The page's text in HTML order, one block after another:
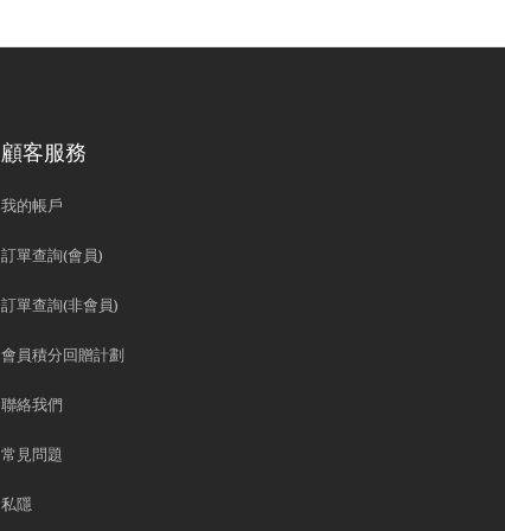
顧客服務
我的帳戶
訂單查詢(會員)
訂單查詢(非會員)
會員積分回贈計劃
聯絡我們
常見問題
私隱